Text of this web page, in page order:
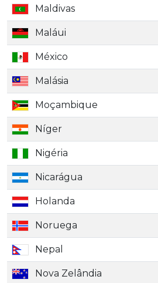
Maldivas
Maláui
México
Malásia
Moçambique
Níger
Nigéria
Nicarágua
Holanda
Noruega
Nepal
Nova Zelândia